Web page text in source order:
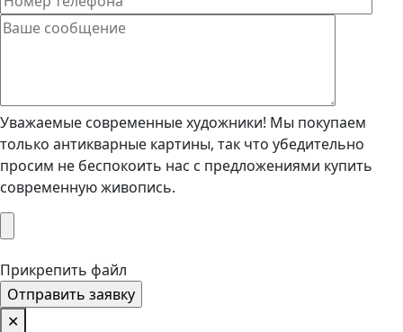
Уважаемые современные художники! Мы покупаем
только антикварные картины, так что убедительно
просим не беспокоить нас с предложениями купить
современную живопись.
Прикрепить файл
✕